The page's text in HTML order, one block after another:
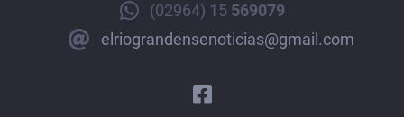
(02964) 15 569079
elriograndensenoticias@gmail.com